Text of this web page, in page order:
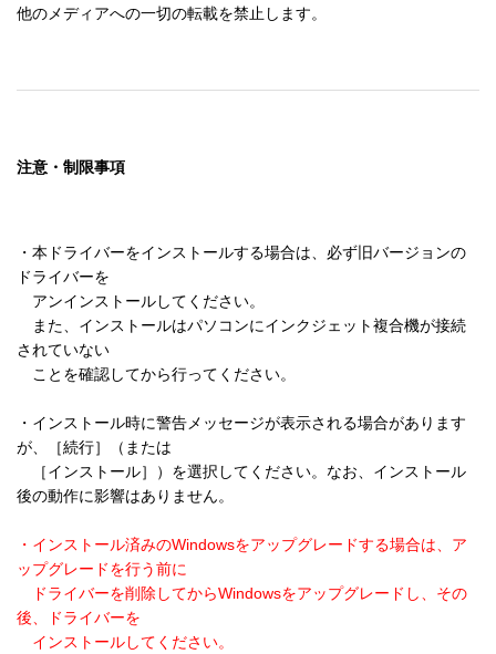
他のメディアへの一切の転載を禁止します。
注意・制限事項
・本ドライバーをインストールする場合は、必ず旧バージョンの
ドライバーを
アンインストールしてください。
また、インストールはパソコンにインクジェット複合機が接続
されていない
ことを確認してから行ってください。
・インストール時に警告メッセージが表示される場合があります
が、［続行］（または
［インストール］）を選択してください。なお、インストール
後の動作に影響はありません。
・インストール済みのWindowsをアップグレードする場合は、ア
ップグレードを行う前に
ドライバーを削除してからWindowsをアップグレードし、その
後、ドライバーを
インストールしてください。